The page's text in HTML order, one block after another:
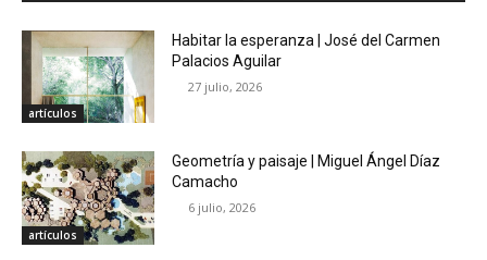
artículos
Habitar la esperanza | José del Carmen
Palacios Aguilar
27 julio, 2026
artículos
Geometría y paisaje | Miguel Ángel Díaz
Camacho
6 julio, 2026